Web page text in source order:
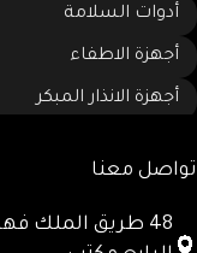
أدوات السلامة
أجهزة الاطفاء
أجهزة الانذار المبكر
تواصل معنا
48 طريق الملك